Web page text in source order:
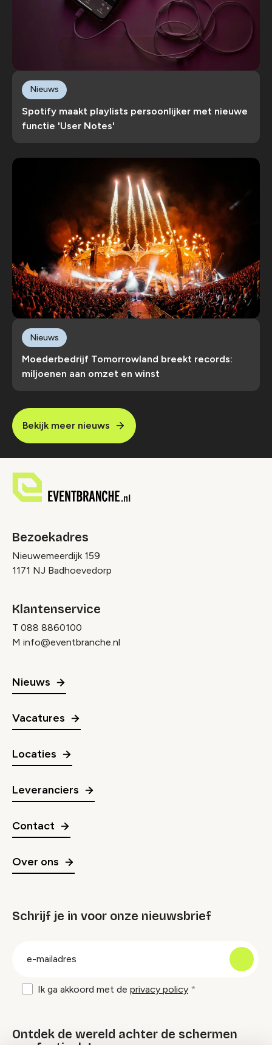
Spotify maakt playlists persoonlijker met nieuwe
functie 'User Notes'
Nieuws
Moederbedrijf Tomorrowland breekt records:
miljoenen aan omzet en winst
Nieuws
Bekijk meer nieuws
Bezoekadres
Nieuwemeerdijk 159
1171 NJ Badhoevedorp
Klantenservice
T 088 8860100
M info@eventbranche.nl
Nieuws
Vacatures
Locaties
Leveranciers
Contact
Over ons
Schrijf je in voor onze nieuwsbrief
Ik ga akkoord met de privacy policy
Ontdek de wereld achter de schermen